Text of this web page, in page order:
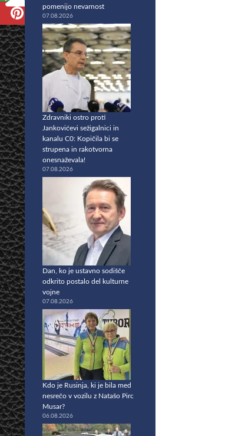
pomenijo nevarnost
07.08.2026
Zdravniki ostro proti
Jankovićevi sežigalnici in
kanalu C0: Kopičila bi se
strupena in rakotvorna
onesnaževala!
07.08.2026
Dan, ko je ustavno sodišče
odkrito postalo del kulturne
vojne
07.08.2026
Kdo je Rusinja, ki je bila med
nesrečo v vozilu z Natašo Pirc
Musar?
06.08.2026